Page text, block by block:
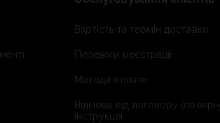
Вартість та термін доставки
Переваги реєстрації
Методи оплати
Відмова від договору
інструкція